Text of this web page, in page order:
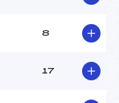
8
17